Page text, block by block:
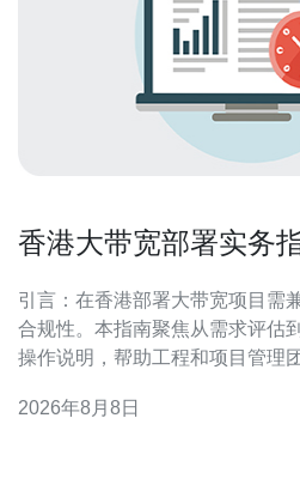
香港大带宽部署实务
引言：在香港部署大带宽项目需
合规性。本指南聚焦从需求评估
操作说明，帮助工程和项目管理
与容量规划 对香港大带宽部署，首先需进行业务流量
2026年8月8日